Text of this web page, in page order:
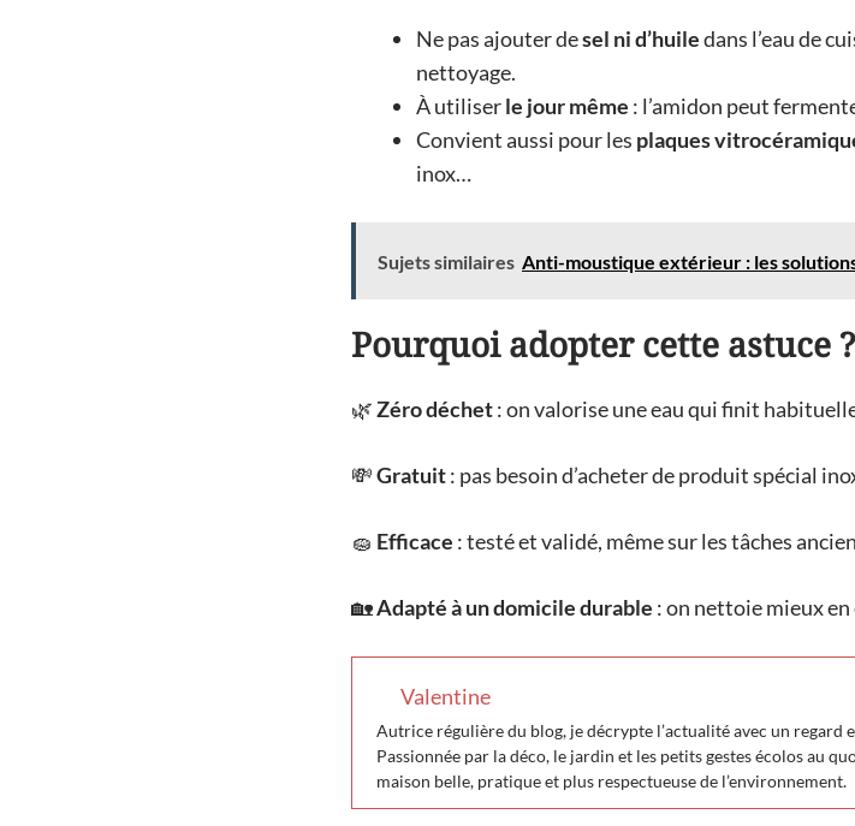
Ne pas ajouter desel ni d’huiledans l’eau de
nettoyage.
À utiliserle jour même : l’amidon peut
Convient aussi pour les plaques
inox…
Sujets similaires Anti-moustique extérieur : les
Pourquoi adopter cette astuce ?
🌿Zéro déchet: on valorise une eau qui finit
💸Gratuit: pas besoin d’acheter de produit spécial
🧽 Efficace : testé et validé, même sur les tâches
🏡Adapté à un domicile durable : on nettoie mieux
Valentine
Autrice régulière du blog, je décrypte l’actualité avec un regard
Passionnée par la déco, le jardin et les petits gestes écolos au
maison belle, pratique et plus respectueuse de l’environnement.